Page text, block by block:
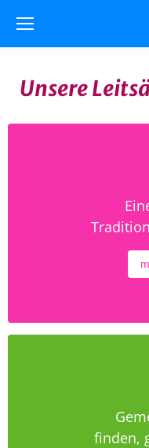
Unsere
finden,